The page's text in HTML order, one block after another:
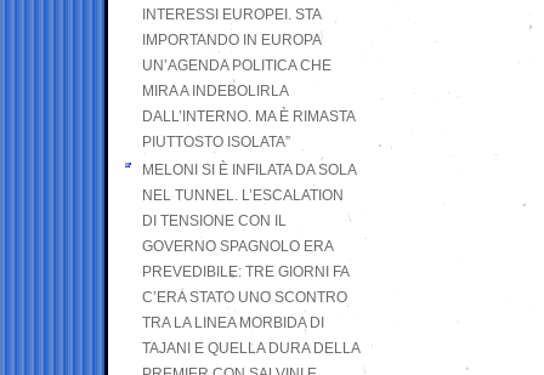
INTERESSI EUROPEI. STA
IMPORTANDO IN EUROPA
UN’AGENDA POLITICA CHE
MIRA A INDEBOLIRLA
DALL’INTERNO. MA È RIMASTA
PIUTTOSTO ISOLATA”
MELONI SI È INFILATA DA SOLA
NEL TUNNEL. L’ESCALATION
DI TENSIONE CON IL
GOVERNO SPAGNOLO ERA
PREVEDIBILE: TRE GIORNI FA
C’ERA STATO UNO SCONTRO
TRA LA LINEA MORBIDA DI
TAJANI E QUELLA DURA DELLA